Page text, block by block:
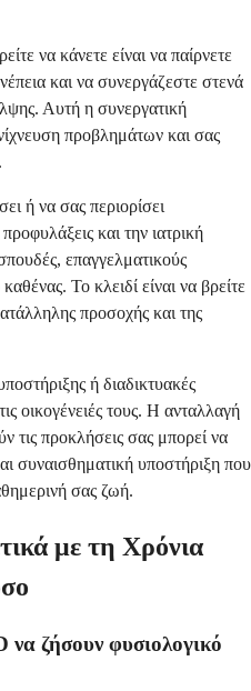
να κάνετε είναι να παίρνετε
και να συνεργάζεστε στενά
Αυτή η συνεργατική
προβλημάτων και σας
ή να σας περιορίσει
και την ιατρική
επαγγελματικούς
Το κλειδί είναι να βρείτε
προσοχής και της
ή διαδικτυακές
οικογένειές τους. Η ανταλλαγή
τις προκλήσεις σας μπορεί να
συναισθηματική υποστήριξη που
σας ζωή.
με τη Χρόνια
ζήσουν φυσιολογικό